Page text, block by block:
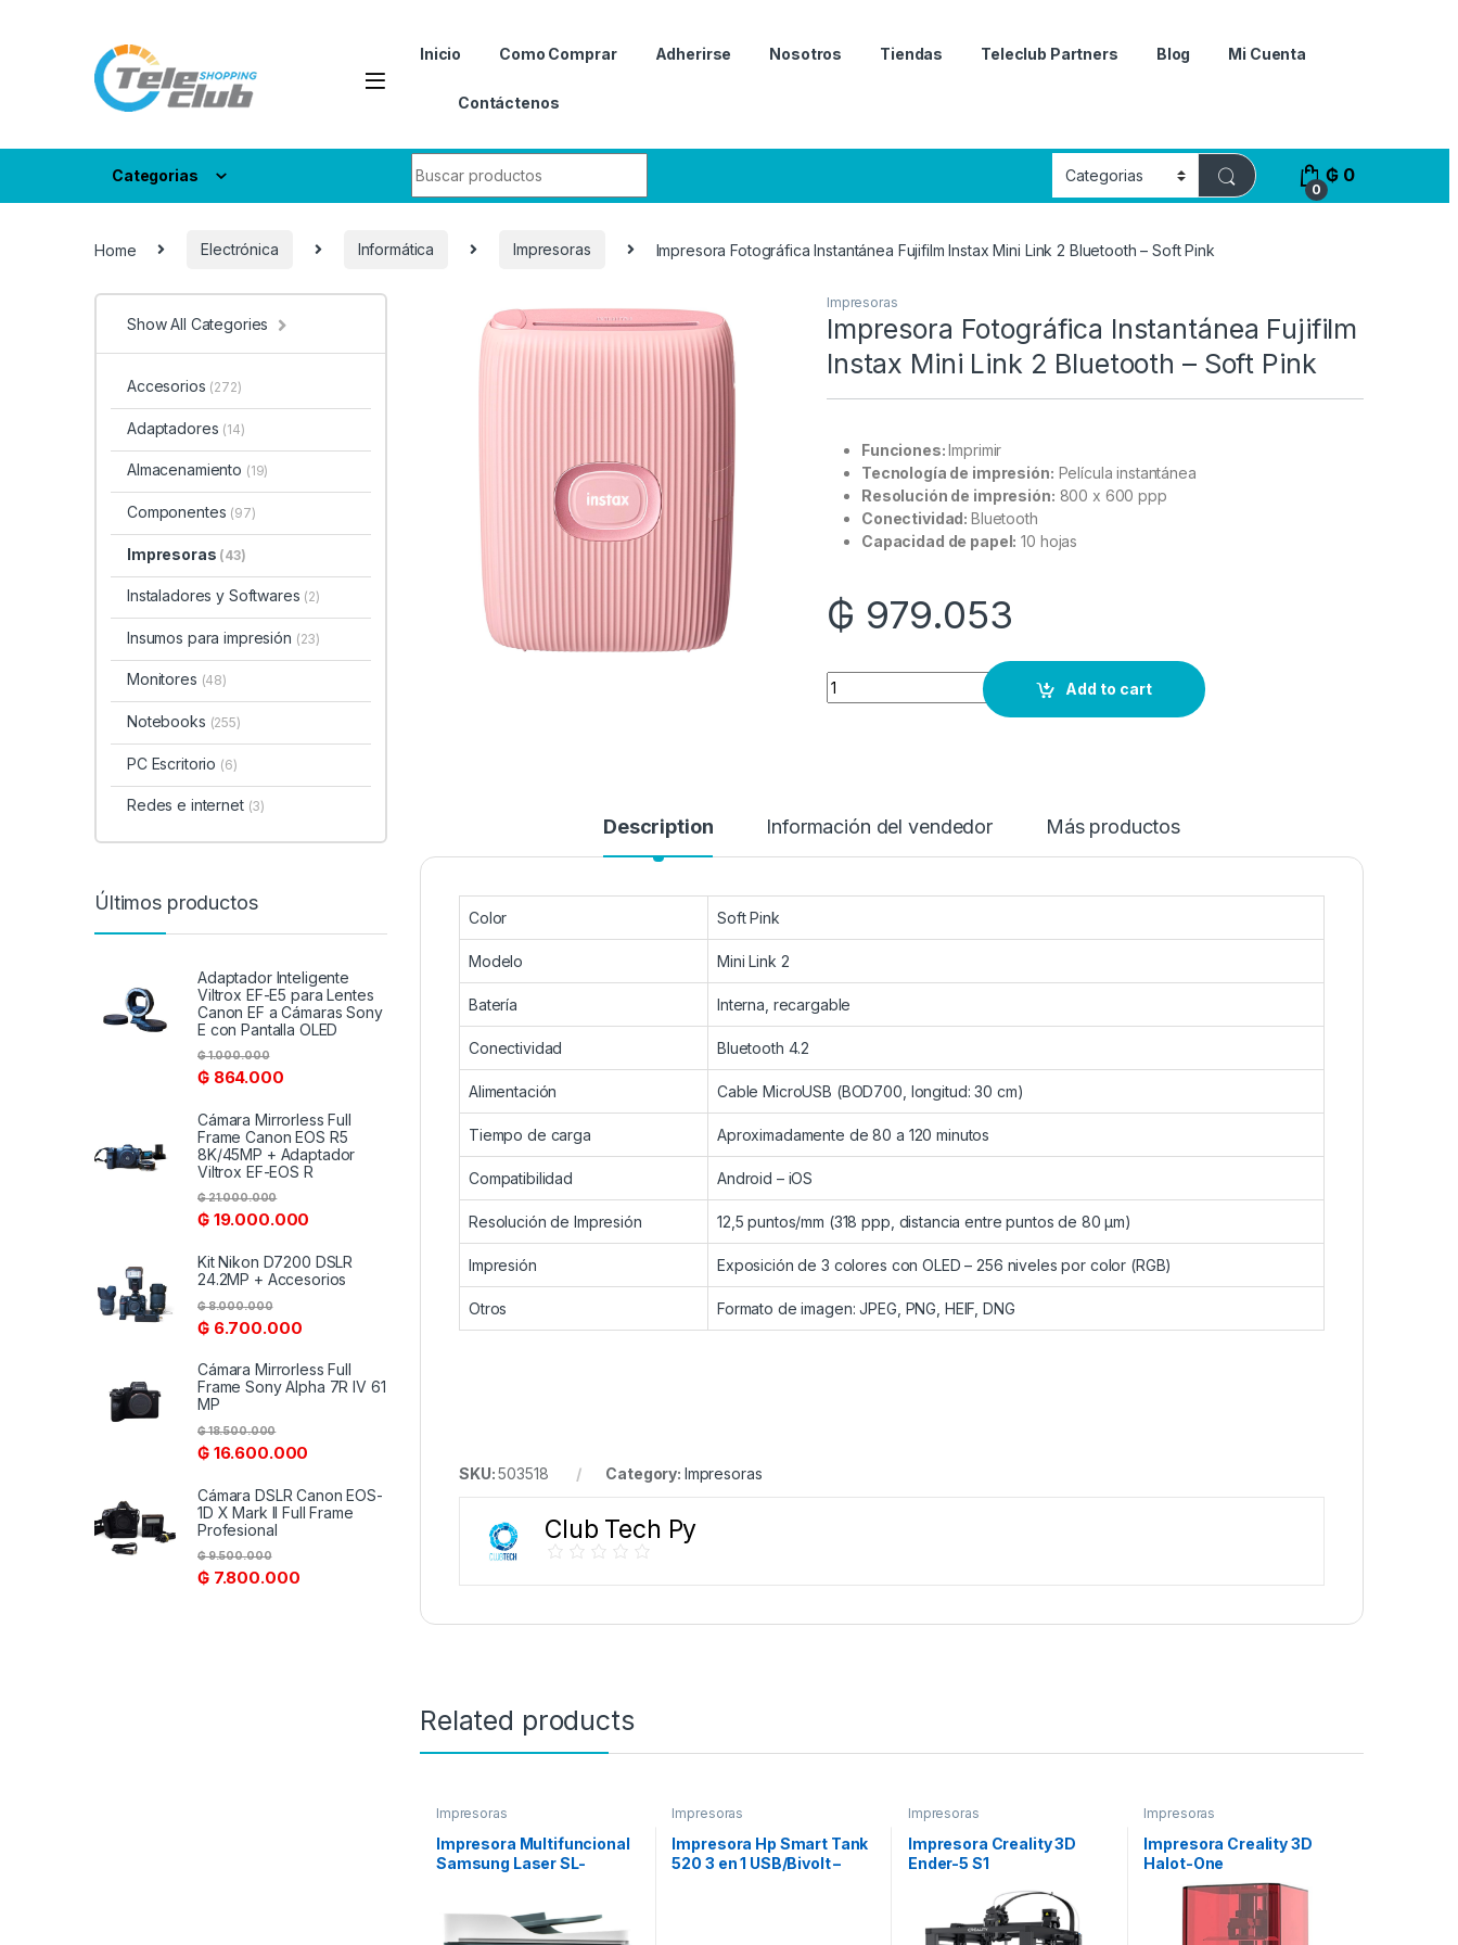
Inicio Como Comprar Adherirse Nosotros Tiendas Teleclub Partners Blog Mi Cuenta
Contáctenos
Categorias
0
₲ 0
Home Electrónica Informática Impresoras Impresora Fotográfica Instantánea Fujifilm Instax Mini Link 2 Bluetooth – Soft Pink
Impresoras
Impresora Fotográfica Instantánea Fujifilm
Instax Mini Link 2 Bluetooth – Soft Pink
Funciones:Imprimir
Tecnología de impresión: Película instantánea
Resolución de impresión: 800 x 600 ppp
Conectividad:Bluetooth
Capacidad de papel: 10 hojas
₲ 979.053
Quantity
Add to cart
Description Información del vendedor Más productos
Color Soft Pink
Modelo Mini Link 2
Batería Interna, recargable
Conectividad Bluetooth 4.2
Alimentación Cable MicroUSB (BOD700, longitud: 30 cm)
Tiempo de carga Aproximadamente de 80 a 120 minutos
Compatibilidad Android – iOS
Resolución de Impresión 12,5 puntos/mm (318 ppp, distancia entre puntos de 80 μm)
Impresión Exposición de 3 colores con OLED – 256 niveles por color (RGB)
Otros Formato de imagen: JPEG, PNG, HEIF, DNG
SKU:503518 Category: Impresoras
Club Tech Py
Related products
Impresoras
Impresora Multifuncional
Samsung Laser SL-
Impresoras
Impresora Hp Smart Tank
520 3 en 1 USB/Bivolt –
Impresoras
Impresora Creality 3D
Ender-5 S1
Impresoras
Impresora Creality 3D
Halot-One
(130x82x160mm)
Show All Categories
Accesorios (272)
Adaptadores (14)
Almacenamiento (19)
Componentes (97)
Impresoras (43)
Instaladores y Softwares (2)
Insumos para impresión (23)
Monitores (48)
Notebooks (255)
PC Escritorio (6)
Redes e internet (3)
Últimos productos
Adaptador Inteligente
Viltrox EF-E5 para Lentes
Canon EF a Cámaras Sony
E con Pantalla OLED
₲864.000
₲1.000.000
Cámara Mirrorless Full
Frame Canon EOS R5
8K/45MP + Adaptador
Viltrox EF-EOS R
₲19.000.000
₲21.000.000
Kit Nikon D7200 DSLR
24.2MP + Accesorios
₲6.700.000
₲8.000.000
Cámara Mirrorless Full
Frame Sony Alpha 7R IV 61
MP
₲16.600.000
₲18.500.000
Cámara DSLR Canon EOS-
1D X Mark II Full Frame
Profesional
₲7.800.000
₲9.500.000